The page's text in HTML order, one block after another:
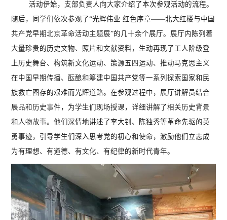
活动伊始，支部负责人向大家介绍了本次参观活动的流程。
随后，同学们依次参观了“光辉伟业 红色序章——北大红楼与中国
共产党早期北京革命活动主题展”的几十余个展厅。展厅内陈列着
大量珍贵的历史文物、照片和文献资料，生动再现了工人阶级登
上历史舞台、构筑新文化运动、策源五四运动、推动马克思主义
在中国早期传播、酝酿和筹建中国共产党等一系列探索国家和民
族救亡图存的艰难而光辉道路。在参观过程中，展厅讲解员结合
展品和历史事件，为学生们现场授课，详细讲解了相关历史背景
和人物故事。他们深情地讲述了李大钊、陈独秀等革命先驱的英
勇事迹，引导学生们深入思考党的初心和使命，激励他们立志成
为有理想、有道德、有文化、有纪律的新时代青年。